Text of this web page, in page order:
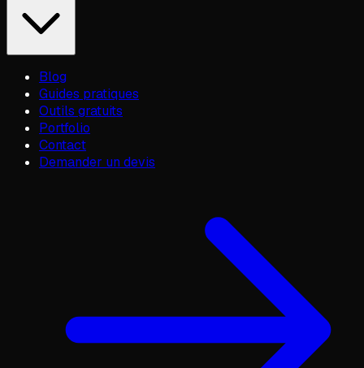
Blog
Guides pratiques
Outils gratuits
Portfolio
Contact
Demander un devis